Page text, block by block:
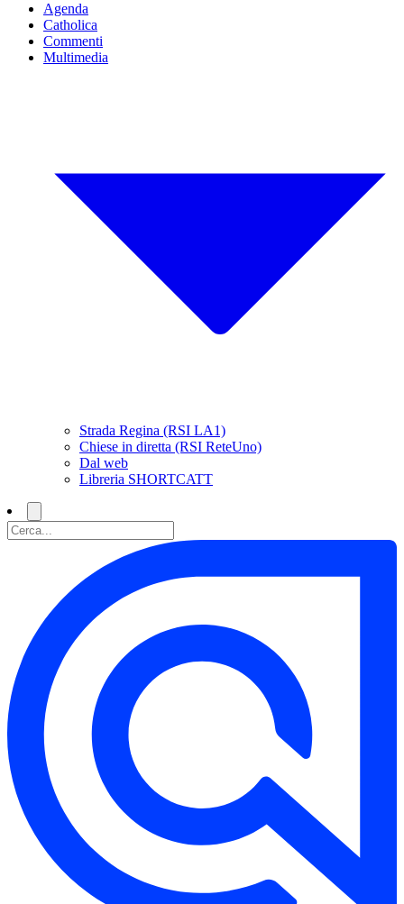
Agenda
Catholica
Commenti
Multimedia
Strada Regina (RSI LA1)
Chiese in diretta (RSI ReteUno)
Dal web
Libreria SHORTCATT